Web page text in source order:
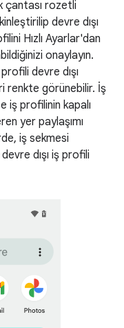
çantası rozetli
devre dışı
Hızlı Ayarlar'dan
onaylayın.
devre dışı
renkte görünebilir. İş
iş profilinin kapalı
yer paylaşımı
iş sekmesi
dışı iş profili